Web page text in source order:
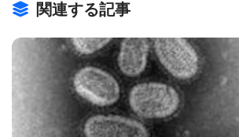
科学者達は、赤血球凝集素の幹領域
いる風邪ウイルスの部分に注目にし
ヒトの呼吸器の気道細胞に侵入する
この機能が働かないようにするこ
関連する記事
BIOMARKET JP